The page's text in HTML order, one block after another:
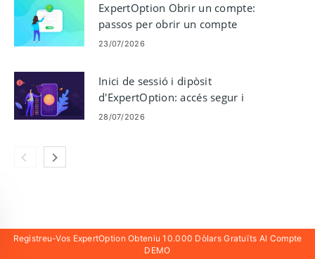
ExpertOption Obrir un compte:
passos per obrir un compte
comercial
23/07/2026
Inici de sessió i dipòsit
d'ExpertOption: accés segur i
opcions de finançament
28/07/2026
Registreu-Vos ExpertOption Obteniu 10.000 Dòlars Gratuïts Al Compte
DEMO